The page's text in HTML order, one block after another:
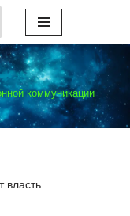
коммуникации
власть